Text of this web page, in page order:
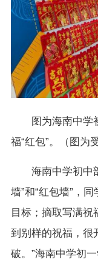
图为海南中学
福“红包”。（图为
海南中学初中
墙”和“红包墙”，
目标；摘取写满祝
到别样的祝福，很
破。”海南中学初一